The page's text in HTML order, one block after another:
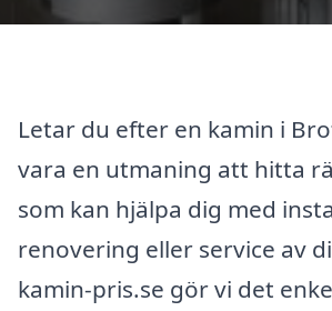
Letar du efter en kamin i
vara en utmaning att hitta
som kan hjälpa dig med
renovering eller service av
kamin-pris.se gör vi det